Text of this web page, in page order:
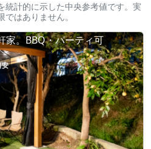
統計的に示した中央参考値です。実
はありません。
家。BBQ・パーティ可
安